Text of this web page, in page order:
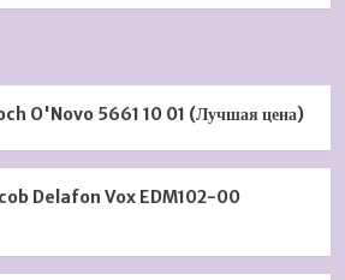
O'Novo 5661 10 01 (Лучшая цена)
Delafon Vox EDM102-00